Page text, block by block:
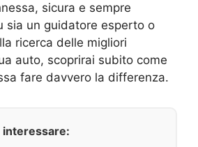
sicura e sempre
sia un guidatore esperto o
ricerca delle migliori
auto, scoprirai subito come
fare davvero la differenza.
interessare: